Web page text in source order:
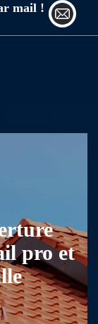
mail !
pro et